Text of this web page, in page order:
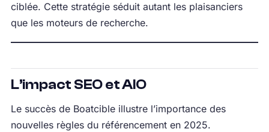
ciblée. Cette stratégie séduit autant les plaisanciers
que les moteurs de recherche.
L’impact SEO et AIO
Le succès de Boatcible illustre l’importance des
nouvelles règles du référencement en 2025.